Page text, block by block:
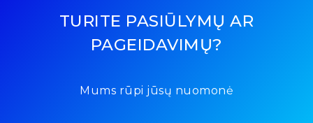
TURITE PASIŪLYMŲ AR
PAGEIDAVIMŲ?
Mums rūpi jūsų nuomonė